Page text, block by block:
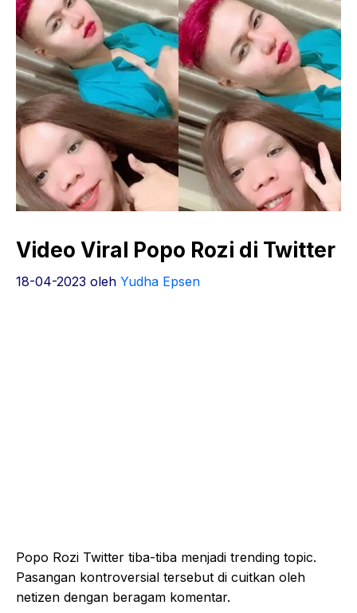
Video Viral Popo Rozi di Twitter
18-04-2023 oleh Yudha Epsen
Popo Rozi Twitter tiba-tiba menjadi trending topic.
Pasangan kontroversial tersebut di cuitkan oleh
netizen dengan beragam komentar.